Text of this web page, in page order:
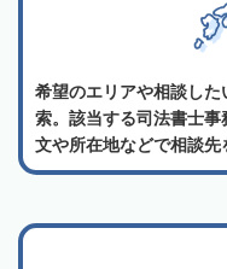
希望のエリアや相談し
索。該当する司法書士
文や所在地などで相談先